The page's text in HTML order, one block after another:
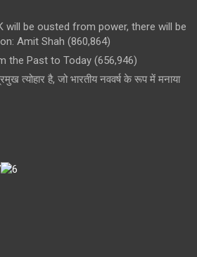
will be ousted from power, there will be
Amit Shah (860,864)
the Past to Today (656,946)
त्योहार है, जो भारतीय नववर्ष के रूप में मनाया